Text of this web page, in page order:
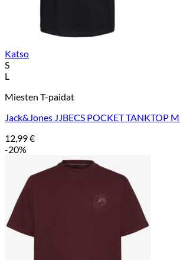
Katso
S
L
Miesten T-paidat
Jack&Jones JJBECS POCKET TANKTOP
12,99€
-20%